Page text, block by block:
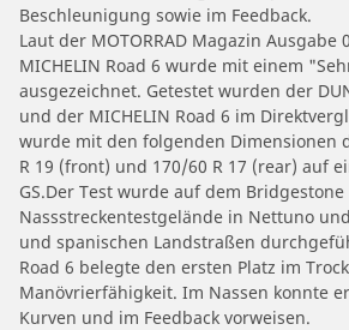
Beschleunigung sowie im Feedback.
Laut der MOTORRAD Magazin Ausgabe
MICHELIN Road 6 wurde mit einem
ausgezeichnet. Getestet wurden der
und der MICHELIN Road 6 im
wurde mit den folgenden Dimensionen
R 19 (front) und 170/60 R 17 (rear) auf
GS.Der Test wurde auf dem Bridgestone
Nassstreckentestgelände in Nettuno
und spanischen Landstraßen
Road 6 belegte den ersten Platz im
Manövrierfähigkeit. Im Nassen konnte
Kurven und im Feedback vorweisen.